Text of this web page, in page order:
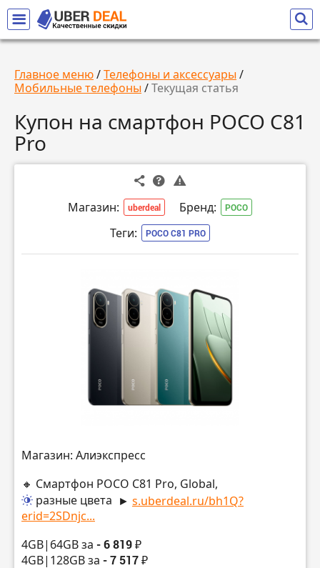
Главное меню/Телефоны и аксессуары /
Мобильные телефоны /Текущая статья
Купон на смартфон POCO C81
Pro
Магазин: uberdeal Бренд: POCO
Теги: POCO C81 PRO
Магазин: Алиэкспресс
🔸 Смартфон POCO C81 Pro, Global,
разные цвета ► s.uberdeal.ru/bh1Q?
erid=2SDnjc...
4GB|64GB за - 6 819 ₽
4GB|128GB за - 7 517 ₽